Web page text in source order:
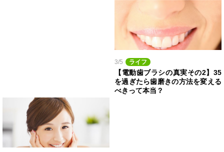
3/5 ライフ
【電動歯ブラシの真実その2】35
を過ぎたら歯磨きの方法を変える
べきって本当？